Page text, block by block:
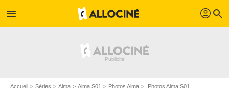
menu profil search
Accueil Séries Alma Alma S01 Photos Alma Photos Alma S01